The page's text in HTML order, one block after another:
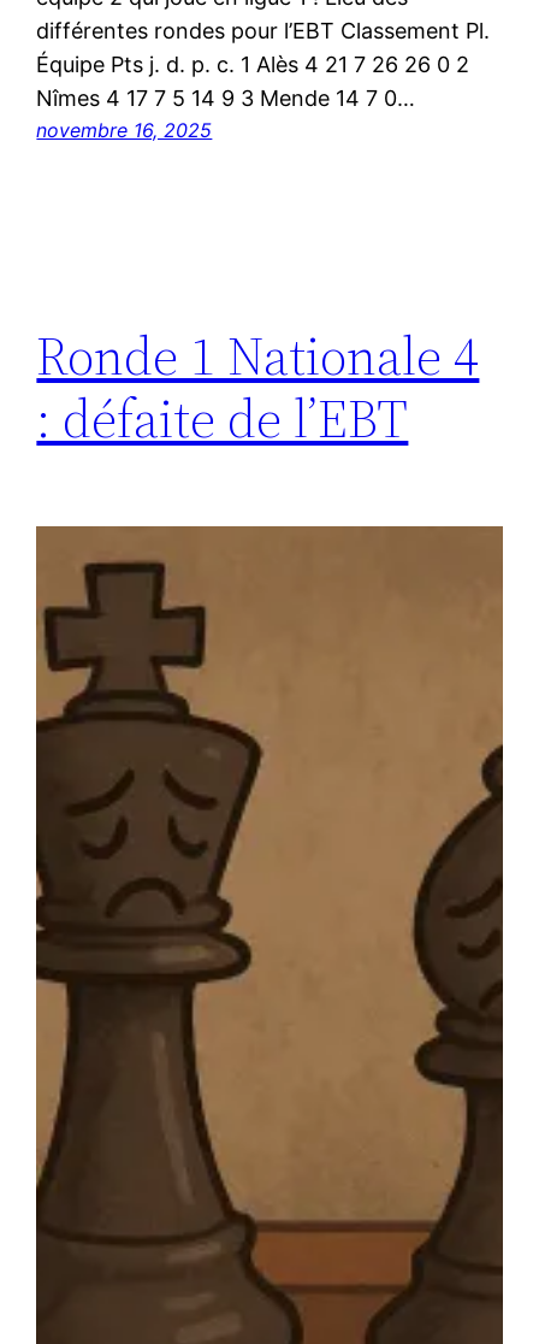
différentes rondes pour l’EBT Classement Pl.
Équipe Pts j. d. p. c. 1 Alès 4 21 7 26 26 0 2
Nîmes 4 17 7 5 14 9 3 Mende 14 7 0…
novembre 16, 2025
Ronde 1 Nationale 4
: défaite de l’EBT